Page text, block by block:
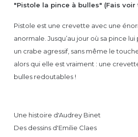
"Pistole la pince à bulles" (Fais voir
Pistole est une crevette avec une
anormale. Jusqu’au jour où sa pince
un crabe agressif, sans même le
alors qui elle est vraiment : une
bulles redoutables !
Une histoire d'Audrey Binet
Des dessins d'Emilie Claes